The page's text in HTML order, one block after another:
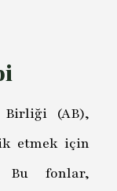
Birliği (AB),
etmek için
Bu fonlar,